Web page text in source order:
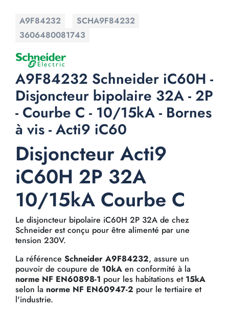
A9F84232
SCHA9F84232
3606480081743
A9F84232 Schneider iC60H -
Disjoncteur bipolaire 32A - 2P
- Courbe C - 10/15kA - Bornes
à vis - Acti9 iC60
Disjoncteur Acti9
iC60H 2P 32A
10/15kA Courbe C
Le disjoncteur bipolaire iC60H 2P 32A de chez
Schneider est conçu pour être alimenté par une
tension 230V.
La référence Schneider A9F84232, assure un
pouvoir de coupure de 10kA en conformité à la
norme NF EN60898-1 pour les habitations et 15kA
selon la norme NF EN60947-2 pour le tertiaire et
l'industrie.